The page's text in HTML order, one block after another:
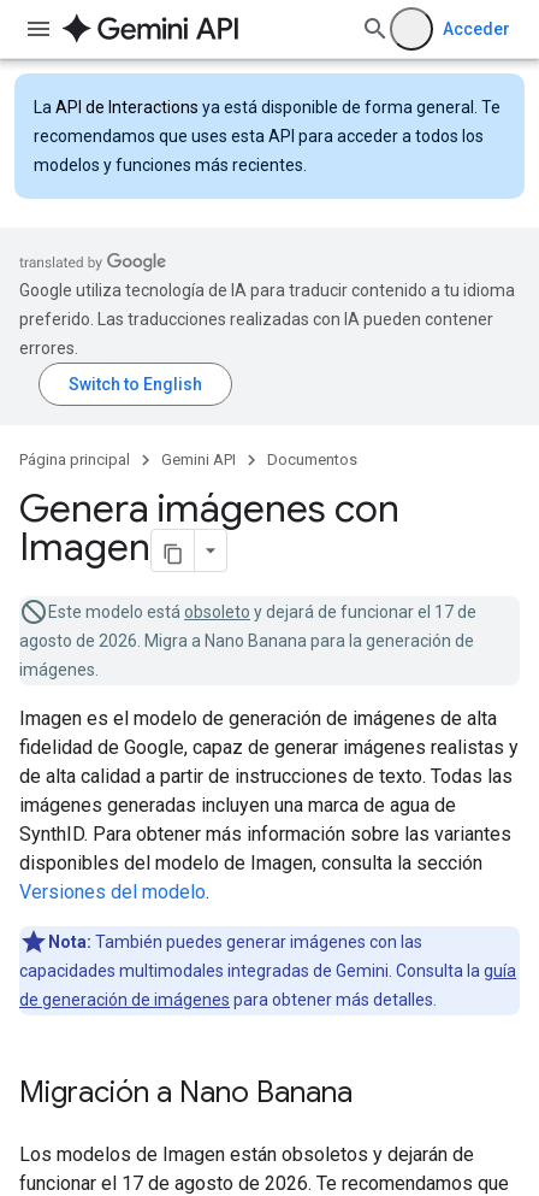
Acceder
La API de Interactions ya está disponible de forma general. Te
recomendamos que uses esta API para acceder a todos los
modelos y funciones más recientes.
Google utiliza tecnología de IA para traducir contenido a tu idioma
preferido. Las traducciones realizadas con IA pueden contener
errores.
Página principal Gemini API Documentos
Genera imágenes con
Imagen
Este modelo está obsoleto y dejará de funcionar el 17 de
agosto de 2026. Migra a Nano Banana para la generación de
imágenes.
Imagen es el modelo de generación de imágenes de alta
fidelidad de Google, capaz de generar imágenes realistas y
de alta calidad a partir de instrucciones de texto. Todas las
imágenes generadas incluyen una marca de agua de
SynthID. Para obtener más información sobre las variantes
disponibles del modelo de Imagen, consulta la sección
Versiones del modelo.
Nota: También puedes generar imágenes con las
capacidades multimodales integradas de Gemini. Consulta la guía
de generación de imágenes para obtener más detalles.
Migración a Nano Banana
Los modelos de Imagen están obsoletos y dejarán de
funcionar el 17 de agosto de 2026. Te recomendamos que